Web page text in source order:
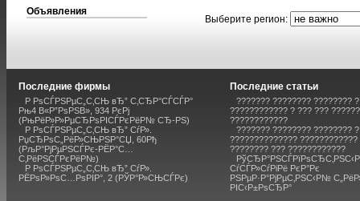
Объявления
Выберите регион:
Последние фирмы
Р РѕСЃРЅРµС„С‚СЊ вЂ” С‚СЂР°СЃСЃР°
Рњ4 В«Р”РѕРЅВ», 934 РєРј
(РњРёР»Р»РµСЂРѕРІСЃРєРёР№ СЂ-РЅ)
Р РѕСЃРЅРµС„С‚СЊ вЂ” СѓР».
РџСЂРѕС„РёР»СЊРЅР°СЏ, 60Рђ
(РљР°РјРµРЅСЃРє-РЁР°С…
С‚РёРЅСЃРєРёР№)
Р РѕСЃРЅРµС„С‚СЊ вЂ” СѓР».
РЁРѕР»РѕС…РѕРІР°, 2 (РЎР°Р»СЊСЃРє)
Последние статьи
??????? ???????? ???????? ?
???????????? ? ??? ???
????????????
??????? ???????? ???????? ?
?????????????? ????????????
???????? ??? ????????????
СѓСЃР»СѓРіРё РєР°Рє
РЅРµР·Р°РјРµС‚РЅС‹Р№
РІС‹Р±РѕСЂР°